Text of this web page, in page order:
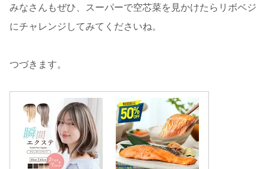
みなさんもぜひ、スーパーで空芯菜を見かけたらリボベジ
にチャレンジしてみてくださいね。
つづきます。